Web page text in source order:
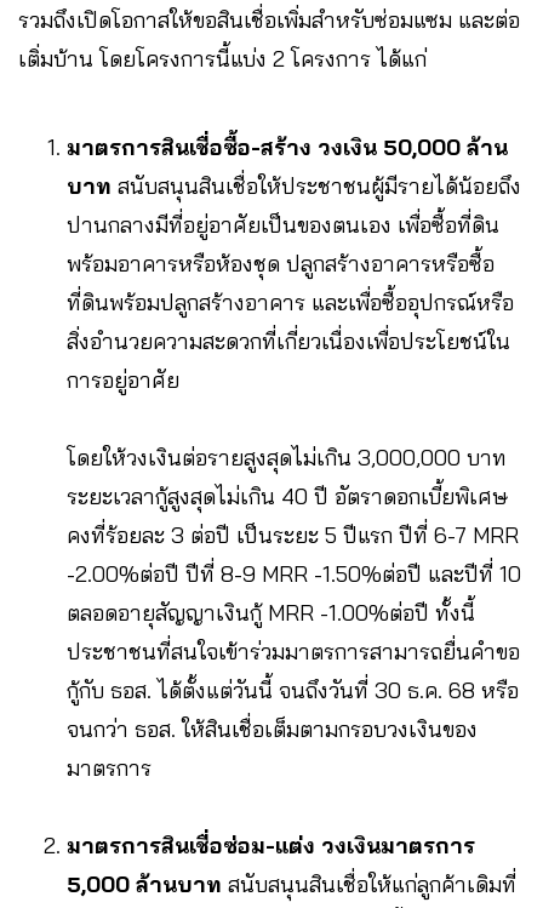
รวมถึงเปิดโอกาสให้ขอสินเชื่อเพิ่มสำหรับซ่อมแซม และต่อ
เติ่มบ้าน โดยโครงการนี้แบ่ง 2 โครงการ ได้แก่
มาตรการสินเชื่อซื้อ-สร้าง วงเงิน 50,000 ล้าน
บาท สนับสนุนสินเชื่อให้ประชาชนผู้มีรายได้น้อยถึง
ปานกลางมีที่อยู่อาศัยเป็นของตนเอง เพื่อซื้อที่ดิน
พร้อมอาคารหรือห้องชุด ปลูกสร้างอาคารหรือซื้อ
ที่ดินพร้อมปลูกสร้างอาคาร และเพื่อซื้ออุปกรณ์หรือ
สิ่งอำนวยความสะดวกที่เกี่ยวเนื่องเพื่อประโยชน์ใน
การอยู่อาศัย
โดยให้วงเงินต่อรายสูงสุดไม่เกิน 3,000,000 บาท
ระยะเวลากู้สูงสุดไม่เกิน 40 ปี อัตราดอกเบี้ยพิเศษ
คงที่ร้อยละ 3 ต่อปี เป็นระยะ 5 ปีแรก ปีที่ 6-7 MRR
-2.00%ต่อปี ปีที่ 8-9 MRR -1.50%ต่อปี และปีที่ 10
ตลอดอายุสัญญาเงินกู้ MRR -1.00%ต่อปี ทั้งนี้
ประชาชนที่สนใจเข้าร่วมมาตรการสามารถยื่นคำขอ
กู้กับ ธอส. ได้ตั้งแต่วันนี้ จนถึงวันที่ 30 ธ.ค. 68 หรือ
จนกว่า ธอส. ให้สินเชื่อเต็มตามกรอบวงเงินของ
มาตรการ
มาตรการสินเชื่อซ่อม-แต่ง วงเงินมาตรการ
5,000 ล้านบาท สนับสนุนสินเชื่อให้แก่ลูกค้าเดิมที่